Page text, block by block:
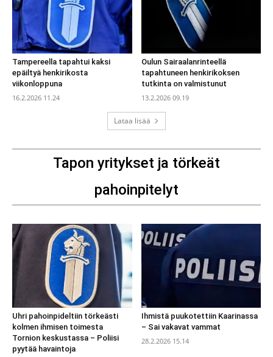
Tampereella tapahtui kaksi
epäiltyä henkirikosta
viikonloppuna
16.2.2026 11.24
Oulun Sairaalanrinteellä
tapahtuneen henkirikoksen
tutkinta on valmistunut
13.2.2026 09.19
Lataa lisää
Tapon yritykset ja törkeät
pahoinpitelyt
Uhri pahoinpideltiin törkeästi
kolmen ihmisen toimesta
Tornion keskustassa – Poliisi
pyytää havaintoja
Ihmistä puukotettiin Kaarinassa
– Sai vakavat vammat
28.2.2026 15.14